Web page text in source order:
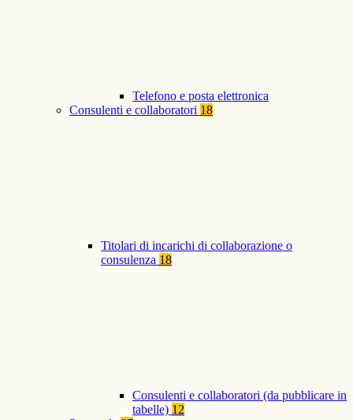
Telefono e posta elettronica
Consulenti e collaboratori 18
Titolari di incarichi di collaborazione o
consulenza 18
Consulenti e collaboratori (da pubblicare in
tabelle) 12